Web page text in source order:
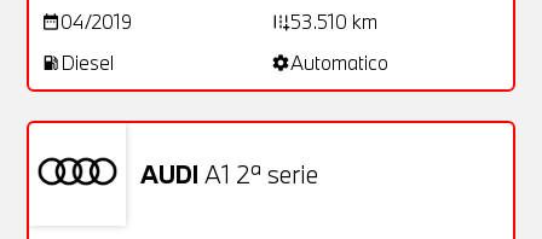
date_range04/2019 add_road53.510 km
local_gas_station Diesel settingsAutomatico
AUDI A1 2ª serie